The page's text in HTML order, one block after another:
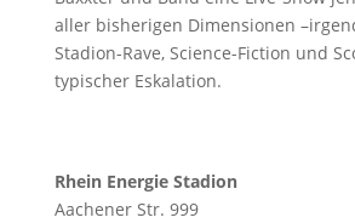
aller bisherigen Dimensionen
Stadion-Rave, Science-Fiction und
typischer Eskalation.
Rhein Energie Stadion
Aachener Str. 999